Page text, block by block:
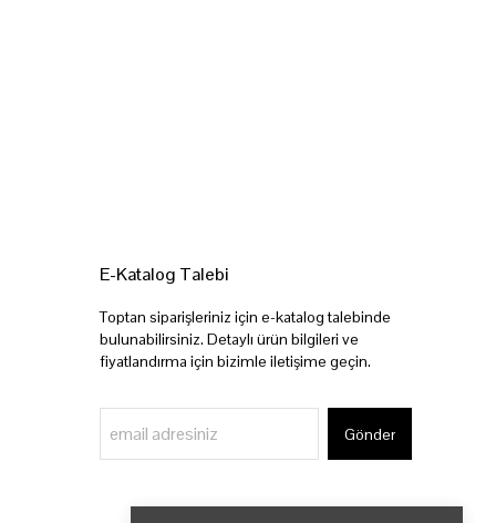
E-Katalog Talebi
Toptan siparişleriniz için e-katalog talebinde
bulunabilirsiniz. Detaylı ürün bilgileri ve
fiyatlandırma için bizimle iletişime geçin.
Gönder